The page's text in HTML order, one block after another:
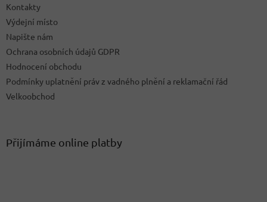
Kontakty
Výdejní místo
Napište nám
Ochrana osobních údajů GDPR
Hodnocení obchodu
Podmínky uplatnění práv z vadného plnění a reklamační řád
Velkoobchod
Přijímáme online platby